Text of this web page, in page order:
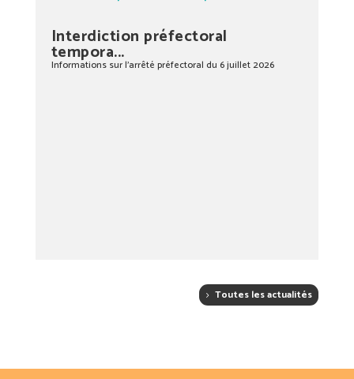
Interdiction préfectoral
tempora...
Informations sur l’arrêté préfectoral du 6 juillet 2026
Toutes les actualités